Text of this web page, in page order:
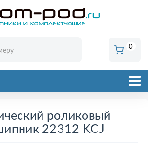
0
роликовый
22312 KCJ